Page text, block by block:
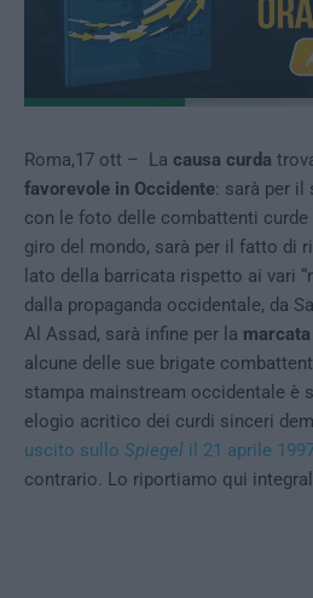
Roma,17 ott – La causa curda
favorevole in Occidente: sarà per il
con le foto delle combattenti curde
giro del mondo, sarà per il fatto di
lato della barricata rispetto ai vari
dalla propaganda occidentale, da
Al Assad, sarà infine per la
alcune delle sue brigate
stampa mainstream occidentale è
elogio acritico dei curdi sinceri
uscito sullo Spiegel il 21 aprile
contrario. Lo riportiamo qui